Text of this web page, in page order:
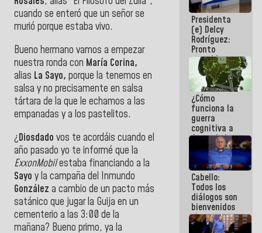
cuando se enteró que un señor se
murió porque estaba vivo.
Bueno hermano vamos a empezar
nuestra ronda con María Corina,
alias La Sayo, porque la tenemos en
salsa y no precisamente en salsa
tártara de la que le echamos a las
empanadas y a los pastelitos.
¿Diosdado vos te acordáis cuando el
año pasado yo te informé que la
ExxonMobilestaba financiando a la
Sayo y la campaña del Inmundo
González a cambio de un pacto más
satánico que jugar la Guija en un
cementerio a las 3:00 de la
mañana? Bueno primo, ya la
ahorro
energético
Presidenta
(e) Delcy
Rodríguez:
Pronto
restableceremos
las
operaciones
en el
Aeropuerto
Internacional
de
Maiquetía
¿Cómo
funciona la
guerra
cognitiva a
favor de la
narrativa
hegemónica?
(1)
Cabello:
Todos los
diálogos son
bienvenidos
siempre que
estén en el